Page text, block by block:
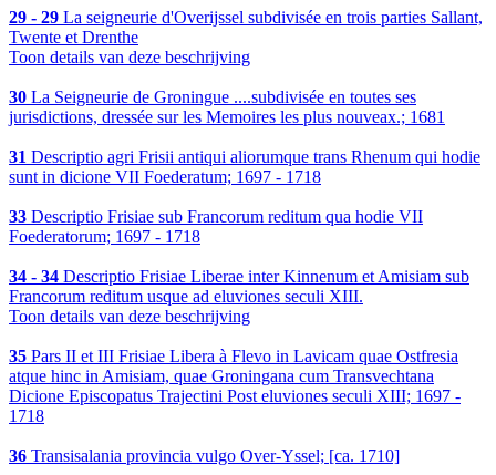
29 - 29 La seigneurie d'Overijssel subdivisée en trois parties Sallant,
Twente et Drenthe
Toon details van deze beschrijving
30 La Seigneurie de Groningue ....subdivisée en toutes ses
jurisdictions, dressée sur les Memoires les plus nouveax.; 1681
31 Descriptio agri Frisii antiqui aliorumque trans Rhenum qui hodie
sunt in dicione VII Foederatum; 1697 - 1718
33 Descriptio Frisiae sub Francorum reditum qua hodie VII
Foederatorum; 1697 - 1718
34 - 34 Descriptio Frisiae Liberae inter Kinnenum et Amisiam sub
Francorum reditum usque ad eluviones seculi XIII.
Toon details van deze beschrijving
35 Pars II et III Frisiae Libera à Flevo in Lavicam quae Ostfresia
atque hinc in Amisiam, quae Groningana cum Transvechtana
Dicione Episcopatus Trajectini Post eluviones seculi XIII; 1697 -
1718
36 Transisalania provincia vulgo Over-Yssel; [ca. 1710]